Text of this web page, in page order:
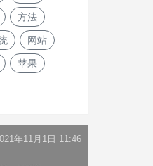
方法
网站
苹果
年11月1日 11:46